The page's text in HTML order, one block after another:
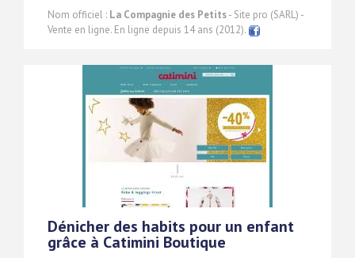
Nom officiel : La Compagnie des Petits- Site pro (SARL) -
Vente en ligne. En ligne depuis 14 ans (2012).
Dénicher des habits pour un enfant
grâce à Catimini Boutique